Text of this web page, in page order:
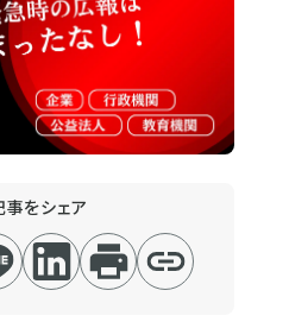
事をシェア